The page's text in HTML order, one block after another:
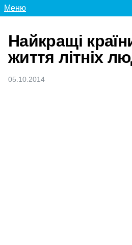
Меню
Найкращі
життя літніх
05.10.2014